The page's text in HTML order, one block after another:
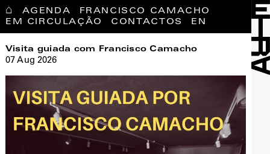
⌂ AGENDA
FRANCISCO CAMACHO
EM CIRCULAÇÃO
CONTACTOS EN
Visita guiada com Francisco Camacho
07 Aug 2026